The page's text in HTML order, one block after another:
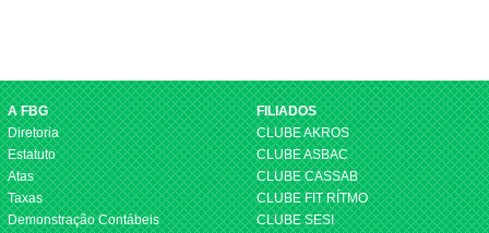
A FBG
Diretoria
Estatuto
Atas
Taxas
Demonstração Contábeis
FILIADOS
CLUBE AKROS
CLUBE ASBAC
CLUBE CASSAB
CLUBE FIT RÍTMO
CLUBE SESI